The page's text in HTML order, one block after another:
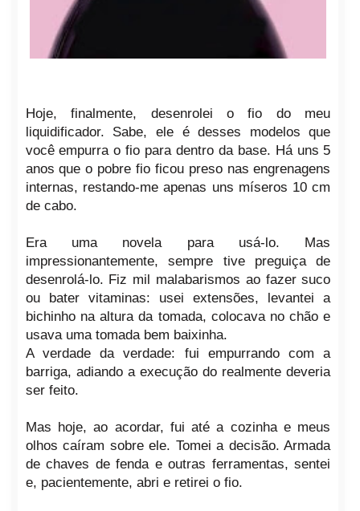
Hoje, finalmente, desenrolei o fio do meu
liquidificador. Sabe, ele é desses modelos que
você empurra o fio para dentro da base. Há uns 5
anos que o pobre fio ficou preso nas engrenagens
internas, restando-me apenas uns míseros 10 cm
de cabo.
Era uma novela para usá-lo. Mas
impressionantemente, sempre tive preguiça de
desenrolá-lo. Fiz mil malabarismos ao fazer suco
ou bater vitaminas: usei extensões, levantei a
bichinho na altura da tomada, colocava no chão e
usava uma tomada bem baixinha.
A verdade da verdade: fui empurrando com a
barriga, adiando a execução do realmente deveria
ser feito.
Mas hoje, ao acordar, fui até a cozinha e meus
olhos caíram sobre ele. Tomei a decisão. Armada
de chaves de fenda e outras ferramentas, sentei
e, pacientemente, abri e retirei o fio.